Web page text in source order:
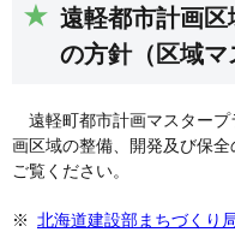
遠軽都市計画
の方針（区域マ
遠軽町都市計画マスタープ
画区域の整備、開発及び保
ご覧ください。
北海道建設部まちづくり